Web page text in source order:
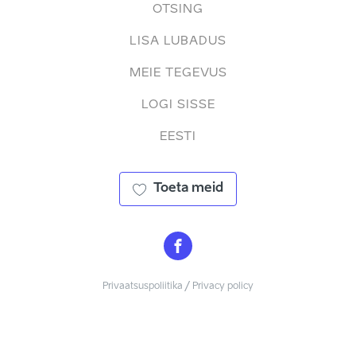
OTSING
LISA LUBADUS
MEIE TEGEVUS
LOGI SISSE
EESTI
Toeta meid
Privaatsuspoliitika / Privacy policy